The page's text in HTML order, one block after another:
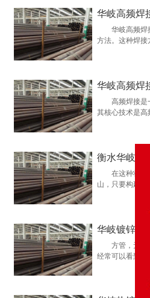
华岐高频焊
华岐高频焊
方法。这种焊接
一、华岐高频
高频焊接是一
其核心技术是高
高频焊接钢管的执
2017《无缝钢
衡水华岐镀
在这种状况下
山，只要构建存
国际炼焦企业
印度缩小铁矿石
方管，无论是
经常可以看到的
要求，一般又
友还是不太了